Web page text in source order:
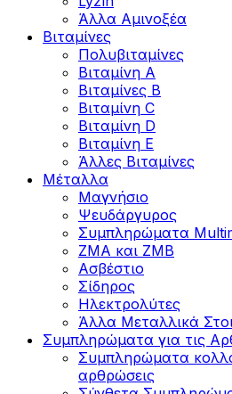
Άλλα Αμινοξέα
Βιταμίνες
Πολυβιταμίνες
Βιταμίνη Α
Βιταμίνες Β
Βιταμίνη C
Βιταμίνη D
Βιταμίνη Ε
Άλλες Βιταμίνες
Μέταλλα
Μαγνήσιο
Ψευδάργυρος
Συμπληρώματα
ZMA και ZMB
Ασβέστιο
Σίδηρος
Ηλεκτρολύτες
Άλλα Mεταλλικά
Συμπληρώματα για τις
Συμπληρώματα
αρθρώσεις